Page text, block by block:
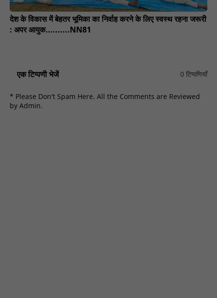
देश के विकास में बेहतर भूमिका का निर्वाह करने के लिए स्वस्थ रहना जरूरी
: अपर आयुक..........NN81
एक टिप्पणी भेजें 0 टिप्पणियाँ
* Please Don't Spam Here. All the Comments are Reviewed
by Admin.